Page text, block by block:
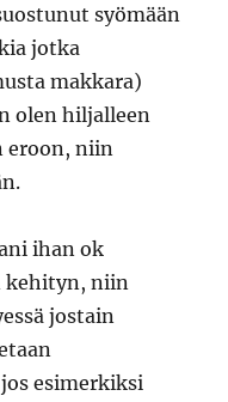
syömään
jotka
makkara)
olen hiljalleen
eroon, niin
ihan ok
kehityn, niin
jostain
esimerkiksi